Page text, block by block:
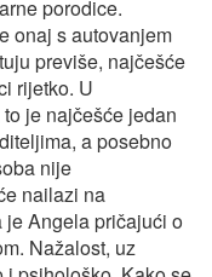
porodice.
onaj s autovanjem
previše, najčešće
rijetko. U
je najčešće jedan
a posebno
nije
nailazi na
je Angela pričajući o
Nažalost, uz